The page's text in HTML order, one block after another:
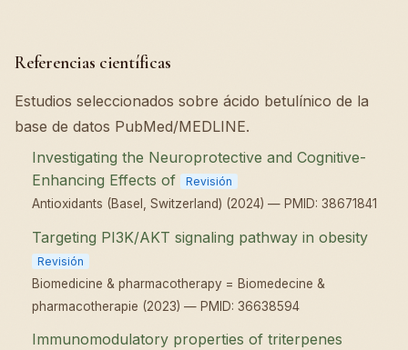
Referencias científicas
Estudios seleccionados sobre ácido betulínico de la
base de datos PubMed/MEDLINE.
Investigating the Neuroprotective and Cognitive-
Enhancing Effects of Revisión
Antioxidants (Basel, Switzerland) (2024) — PMID: 38671841
Targeting PI3K/AKT signaling pathway in obesity
Revisión
Biomedicine & pharmacotherapy = Biomedecine &
pharmacotherapie (2023) — PMID: 36638594
Immunomodulatory properties of triterpenes